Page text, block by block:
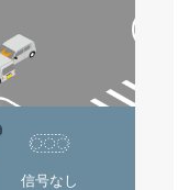
信号なし